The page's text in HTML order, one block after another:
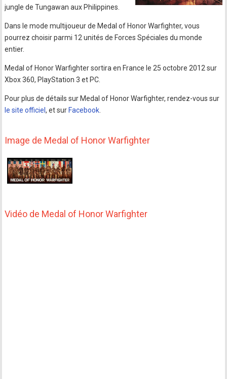
jungle de Tungawan aux Philippines.
Dans le mode multijoueur de Medal of Honor Warfighter, vous
pourrez choisir parmi 12 unités de Forces Spéciales du monde
entier.
Medal of Honor Warfighter sortira en France le 25 octobre 2012 sur
Xbox 360, PlayStation 3 et PC.
Pour plus de détails sur Medal of Honor Warfighter, rendez-vous sur
le site officiel, et sur Facebook
Image de Medal of Honor Warfighter
Vidéo de Medal of Honor Warfighter